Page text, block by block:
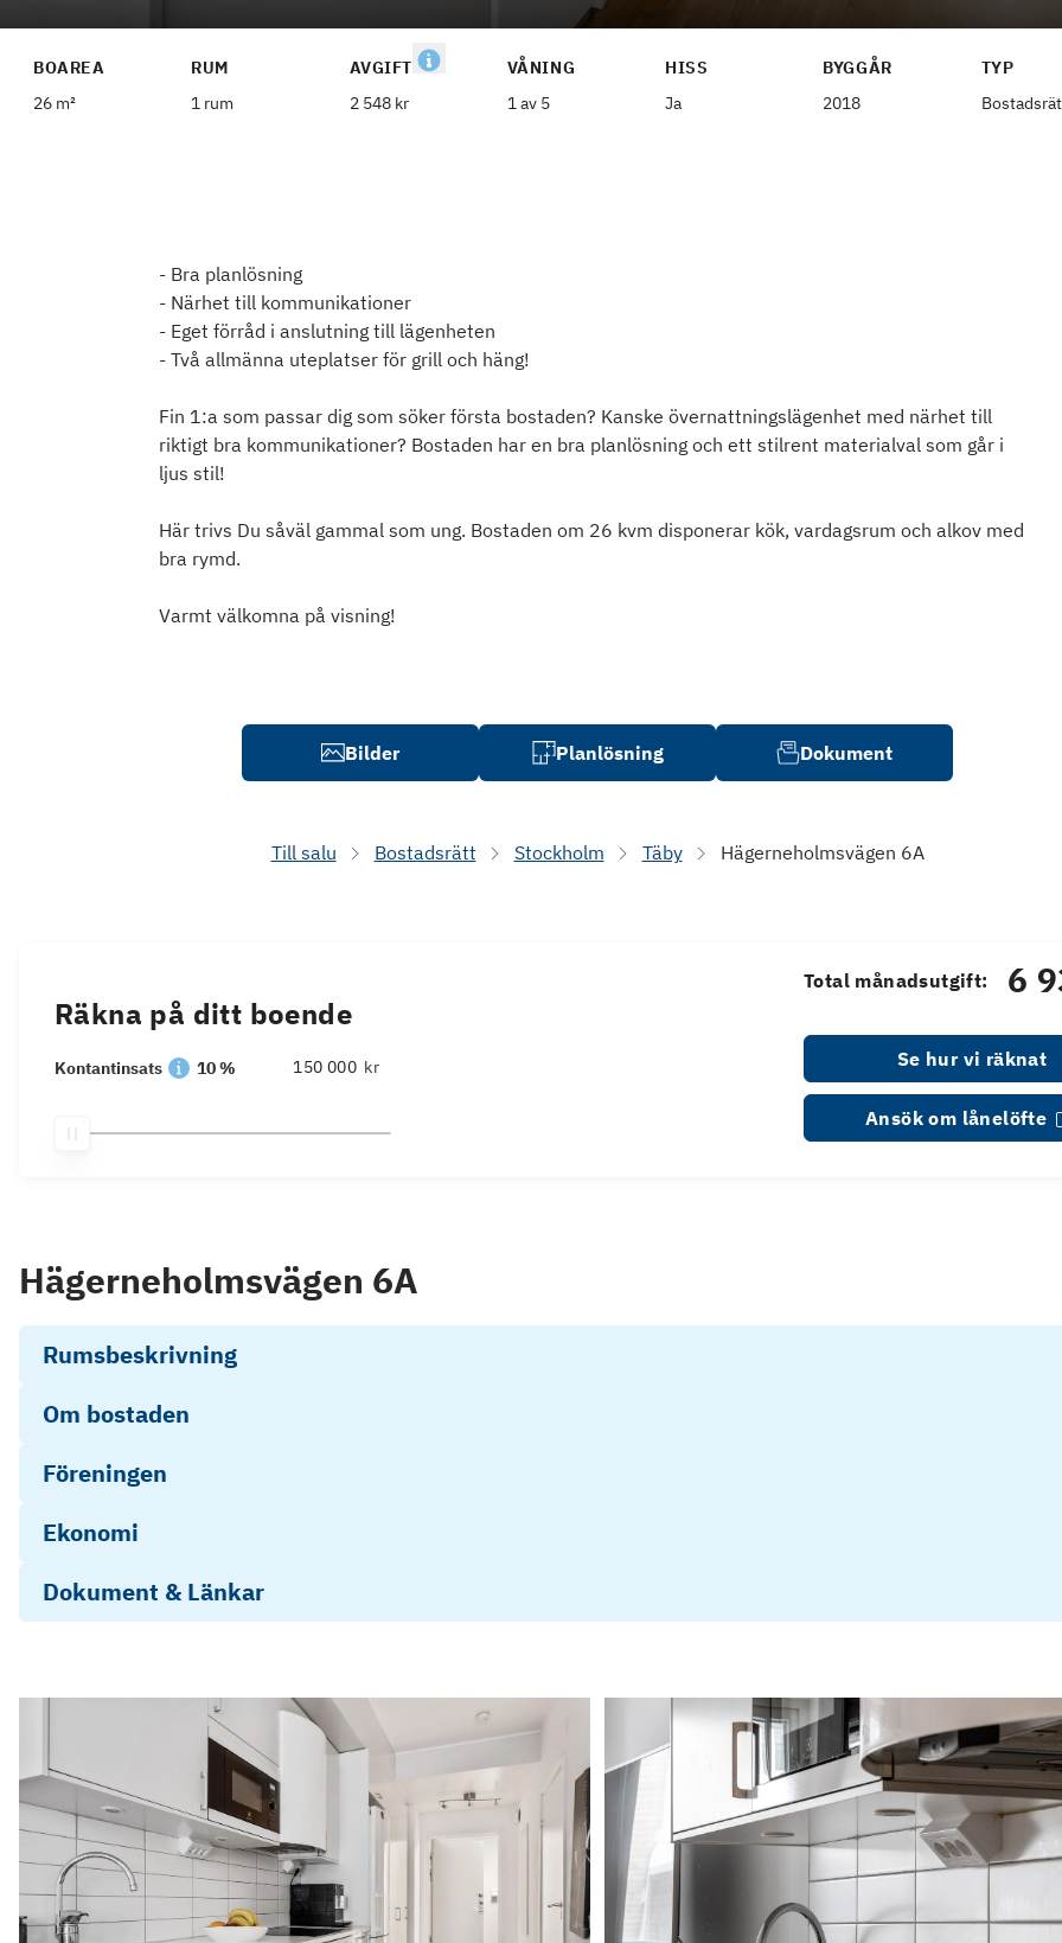
BOAREA
26 m²
RUM
1 rum
AVGIFT
2 548 kr
VÅNING
1 av 5
HISS
Ja
BYGGÅR
2018
TYP
- Bra planlösning
- Närhet till kommunikationer
- Eget förråd i anslutning till lägenheten
- Två allmänna uteplatser för grill och häng!
Fin 1:a som passar dig som söker första bostaden? Kanske övernattningslägenhet med närhet till
riktigt bra kommunikationer? Bostaden har en bra planlösning och ett stilrent materialval som går i
ljus stil!
Här trivs Du såväl gammal som ung. Bostaden om 26 kvm disponerar kök, vardagsrum och alkov med
bra rymd.
Varmt välkomna på visning!
Bilder Planlösning Dokument
Till salu Bostadsrätt Stockholm Täby Hägerneholmsvägen 6A
Räkna på ditt boende
Kontantinsats 10 % kr
Total månadsutgift: 6
Se hur vi räknat
Ansök om lånelöfte
Hägerneholmsvägen 6A
Rumsbeskrivning
Om bostaden
Föreningen
Ekonomi
Dokument & Länkar